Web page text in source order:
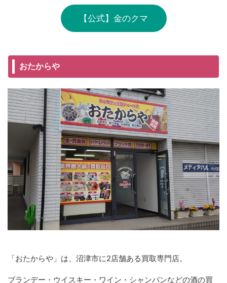
【公式】金のクマ
おたからや
「おたからや」は、沼津市に2店舗ある買取専門店。
ブランデー・ウイスキー・ワイン・シャンパンなどの酒の買